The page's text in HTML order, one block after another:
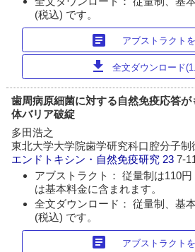
(税込) です。
article アブストラクト
download 全文ダウンロード
歯周病原細菌に対する自然免疫応答
体バリア破綻
多田浩之
東北大学大学院歯学研究科口腔分子制
エンドトキシン・自然免疫研究 237-
アブストラクト： 従量制は110
は基本料金に含まれます。
全文ダウンロード： 従量制、基
(税込) です。
article アブストラクト